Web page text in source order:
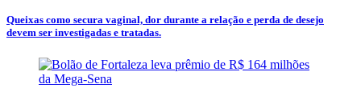
Queixas como secura vaginal, dor durante a relação e perda de desejo
devem ser investigadas e tratadas.